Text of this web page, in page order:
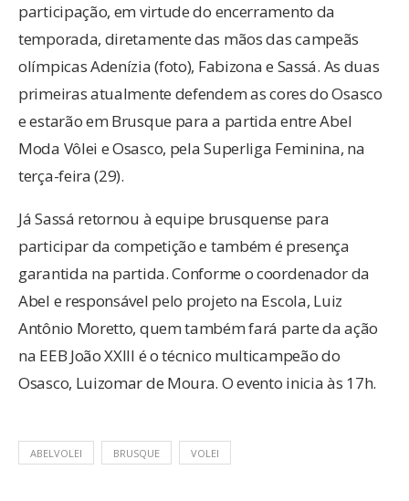
participação, em virtude do encerramento da
temporada, diretamente das mãos das campeãs
olímpicas Adenízia (foto), Fabizona e Sassá. As duas
primeiras atualmente defendem as cores do Osasco
e estarão em Brusque para a partida entre Abel
Moda Vôlei e Osasco, pela Superliga Feminina, na
terça-feira (29).
Já Sassá retornou à equipe brusquense para
participar da competição e também é presença
garantida na partida. Conforme o coordenador da
Abel e responsável pelo projeto na Escola, Luiz
Antônio Moretto, quem também fará parte da ação
na EEB João XXIII é o técnico multicampeão do
Osasco, Luizomar de Moura. O evento inicia às 17h.
ABELVOLEI BRUSQUE VOLEI